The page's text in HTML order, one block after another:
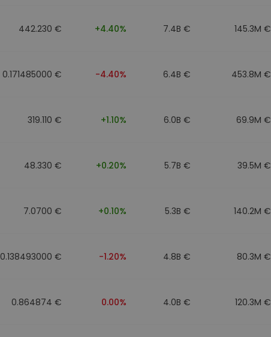
442.230 € +4.40% 7.4B € 145.3M €
0.171485000 € -4.40% 6.4B € 453.8M €
319.110 € +1.10% 6.0B € 69.9M €
48.330 € +0.20% 5.7B € 39.5M €
7.0700 € +0.10% 5.3B € 140.2M €
0.138493000 € -1.20% 4.8B € 80.3M €
0.864874 € 0.00% 4.0B € 120.3M €